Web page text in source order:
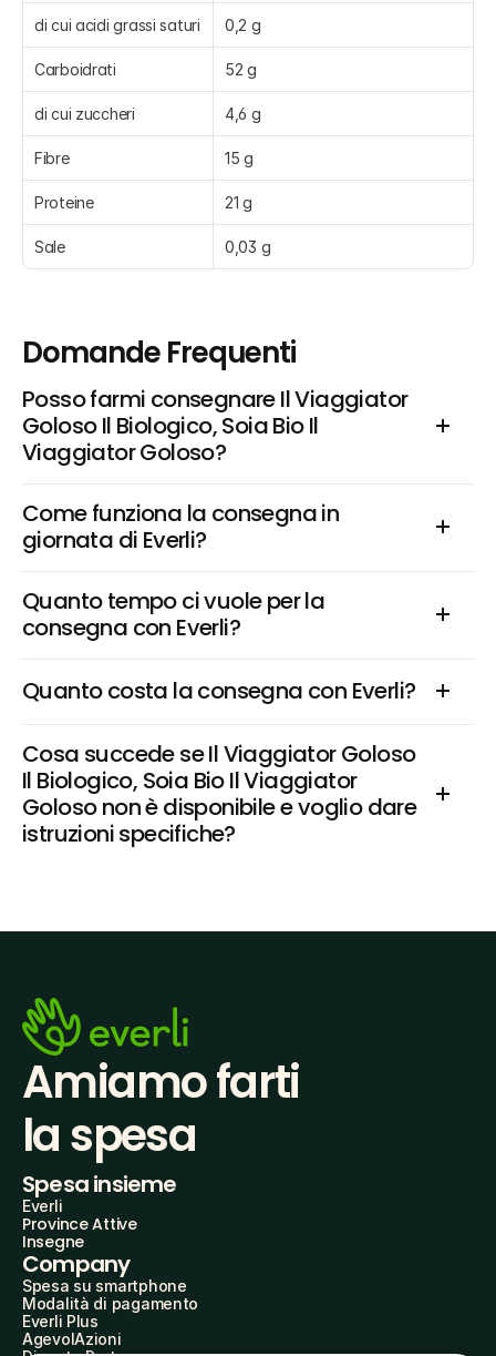
di cui acidi grassi saturi 0,2 g
Carboidrati 52 g
di cui zuccheri 4,6 g
Fibre 15 g
Proteine 21 g
Sale 0,03 g
Domande Frequenti
Posso farmi consegnare Il Viaggiator
Goloso Il Biologico, Soia Bio Il
Viaggiator Goloso?
Come funziona la consegna in
giornata di Everli?
Quanto tempo ci vuole per la
consegna con Everli?
Quanto costa la consegna con Everli?
Cosa succede se Il Viaggiator Goloso
Il Biologico, Soia Bio Il Viaggiator
Goloso non è disponibile e voglio dare
istruzioni specifiche?
Amiamo farti
la spesa
Spesa insieme
Everli
Province Attive
Insegne
Company
Spesa su smartphone
Modalità di pagamento
Everli Plus
AgevolAzioni